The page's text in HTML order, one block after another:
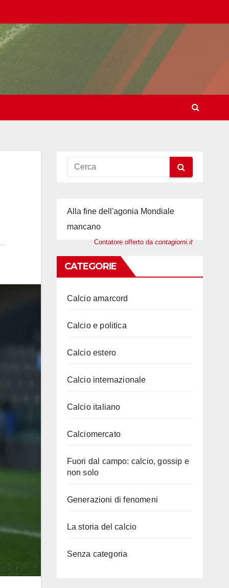
Alla fine dell'agonia Mondiale
mancano
Contatore offerto da contagiorni.it
CATEGORIE
Calcio amarcord
Calcio e politica
Calcio estero
Calcio internazionale
Calcio italiano
Calciomercato
Fuori dal campo: calcio, gossip e
non solo
Generazioni di fenomeni
La storia del calcio
Senza categoria